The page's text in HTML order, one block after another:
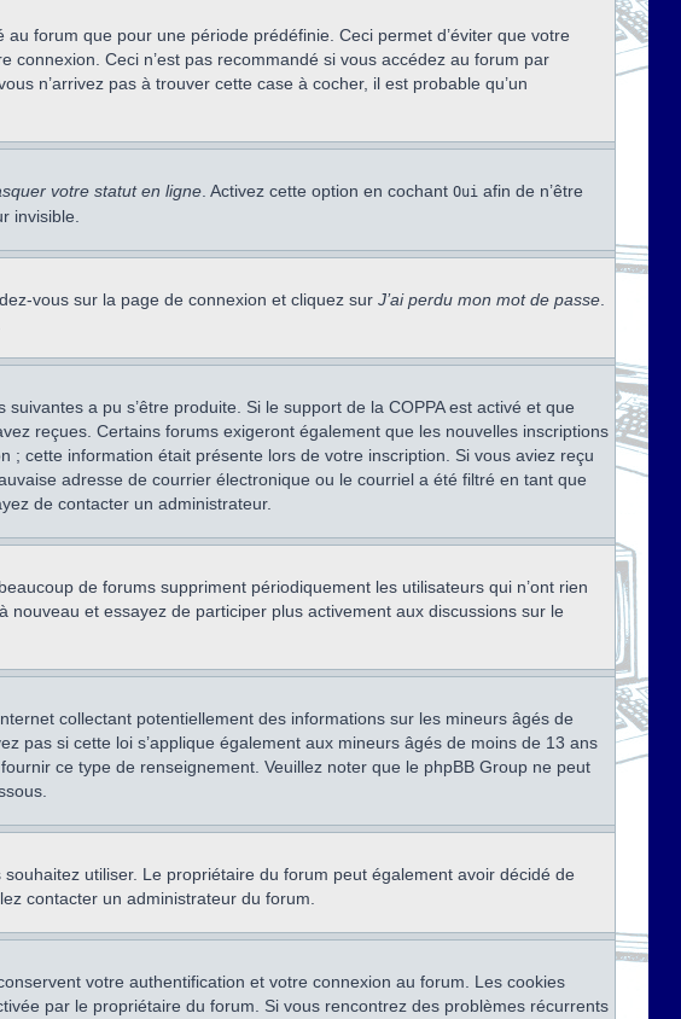
forum que pour une période prédéfinie. Ceci permet d’éviter que votre
connexion. Ceci n’est pas recommandé si vous accédez au forum par
n’arrivez pas à trouver cette case à cocher, il est probable qu’un
votre statut en ligne . Activez cette option en cochant Oui afin de n’être
invisible.
vous sur la page de connexion et cliquez sur J’ai perdu mon mot de passe
a pu s’être produite. Si le support de la COPPA est activé et que
reçues. Certains forums exigeront également que les nouvelles inscriptions
cette information était présente lors de votre inscription. Si vous aviez reçu
adresse de courrier électronique ou le courriel a été filtré en tant que
de contacter un administrateur.
de forums suppriment périodiquement les utilisateurs qui n’ont rien
et essayez de participer plus activement aux discussions sur le
collectant potentiellement des informations sur les mineurs âgés de
pas si cette loi s’applique également aux mineurs âgés de moins de 13 ans
ce type de renseignement. Veuillez noter que le phpBB Group ne peut
utiliser. Le propriétaire du forum peut également avoir décidé de
contacter un administrateur du forum.
votre authentification et votre connexion au forum. Les cookies
par le propriétaire du forum. Si vous rencontrez des problèmes récurrents